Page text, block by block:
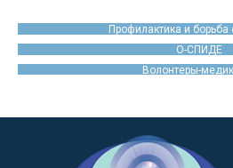
Профилактика и
О-СПИДЕ
Волонтеры-